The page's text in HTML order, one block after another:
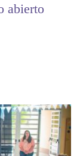
abierto